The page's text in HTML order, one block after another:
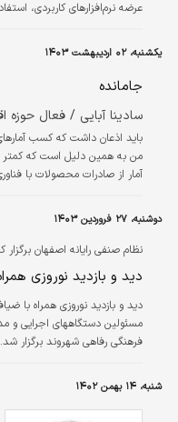
عرضه نرم‌افزارهای کاربردی،
یکشنبه، ۰۲ اردیبهشت ۱۴۰۳
جامانده
سادینا آبایی / فعال حوزه
باید اذعان داشت که کسب
من به همین دلیل است که کمتر
آمار از صادرات محصولات با
فناوری اطلاعات و ارتباطات و
دوشنبه، ۲۷ فروردین ۱۴۰۳
نظام صنفی رایانه اصفهان برگزار
دید و بازدید نوروزی
دید و بازدید نوروزی همراه با
مسئولین دستگاههای اجرایی و
فرهنگی رفاهی شهروند برگزار شد.
شنبه، ۱۴ بهمن ۱۴۰۲